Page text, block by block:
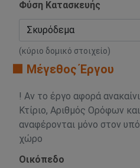
Φύση Κατασκευής
(κύριο δομικό στοιχείο)
🟧 Μέγεθος Έργου
! Αν το έργο αφορά
Κτίριο, Αριθμός Ορόφων
αναφέρονται μόνο στον
χώρο
Οικόπεδο